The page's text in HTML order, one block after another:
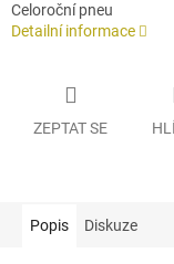
Celoroční pneu
Detailní informace
ZEPTAT SE
Popis Diskuze